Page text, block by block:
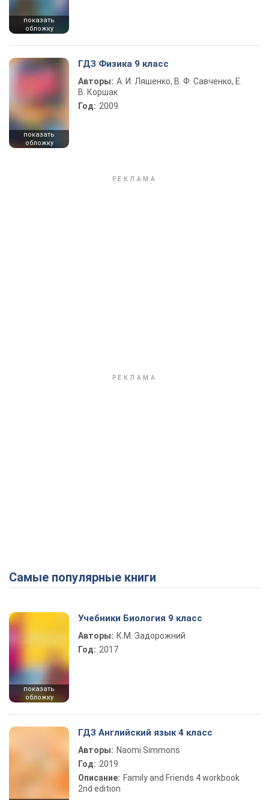
показать
обложку
показать
обложку
ГДЗ Физика 9 класс
Авторы: А. И. Ляшенко, В. Ф. Савченко, Е.
В. Коршак
Год: 2009
Самые популярные книги
показать
обложку
Учебники Биология 9 класс
Авторы: К.М. Задорожний
Год: 2017
ГДЗ Английский язык 4 класс
Авторы: Naomi Simmons
Год: 2019
Описание: Family and Friends 4 workbook
2nd edition